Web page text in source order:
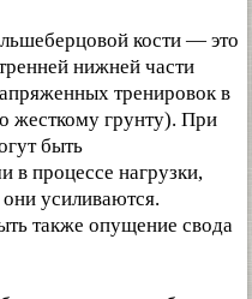
кости — это
нижней части
тренировок в
жесткому грунту). При
быть
в процессе нагрузки,
усиливаются.
также опущение свода